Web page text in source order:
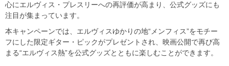
心にエルヴィス・プレスリーへの再評価が高まり、公式グッズにも
注目が集まっています。
本キャンペーンでは、エルヴィスゆかりの地“メンフィス”をモチー
フにした限定ギター・ピックがプレゼントされ、映画公開で再び高
まる“エルヴィス熱”を公式グッズとともに楽しむことができます。